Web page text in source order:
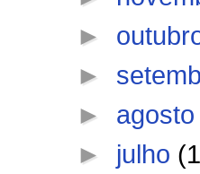
►
►
► agosto
► julho